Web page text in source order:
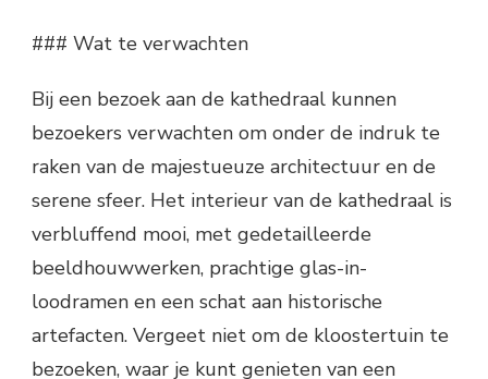
### Wat te verwachten
Bij een bezoek aan de kathedraal kunnen
bezoekers verwachten om onder de indruk te
raken van de majestueuze architectuur en de
serene sfeer. Het interieur van de kathedraal is
verbluffend mooi, met gedetailleerde
beeldhouwwerken, prachtige glas-in-
loodramen en een schat aan historische
artefacten. Vergeet niet om de kloostertuin te
bezoeken, waar je kunt genieten van een